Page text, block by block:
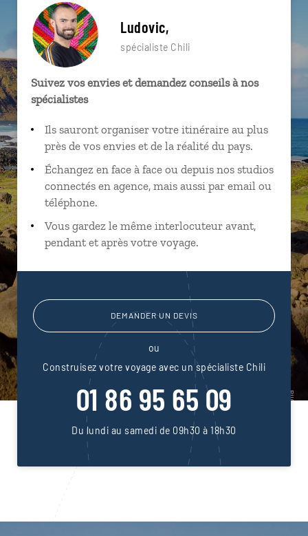
Ludovic,
spécialiste Chili
Suivez vos envies et demandez conseils à nos
spécialistes
Ils sauront organiser votre itinéraire au plus
près de vos envies et de la réalité du pays.
Échangez en face à face ou depuis nos studios
connectés en agence, mais aussi par email ou
téléphone.
Vous gardez le même interlocuteur avant,
pendant et après votre voyage.
DEMANDER UN DEVIS
ou
Construisez votre voyage avec un spécialiste Chili
01 86 95 65 09
Du lundi au samedi de 09h30 à 18h30